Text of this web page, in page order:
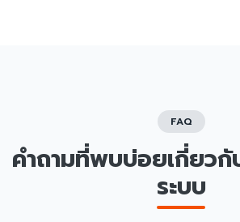
FAQ
คำถามที่พบบ่อยเกี่ยว
ระบบ